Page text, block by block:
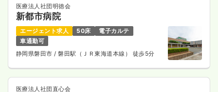
医療法人社団明徳会
新都市病院
エージェント求人 50床
電子カルテ
車通勤可
静岡県磐田市 / 磐田駅（ＪＲ東海道本線） 徒歩5分
医療法人社団直心会